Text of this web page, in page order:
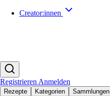
Creator:innen
Registrieren Anmelden
Rezepte Kategorien Sammlungen